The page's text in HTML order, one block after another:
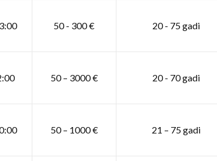
50 - 300 € 20 - 75 gadi
50 – 3000 € 20 - 70 gadi
50 – 1000 € 21 – 75 gadi